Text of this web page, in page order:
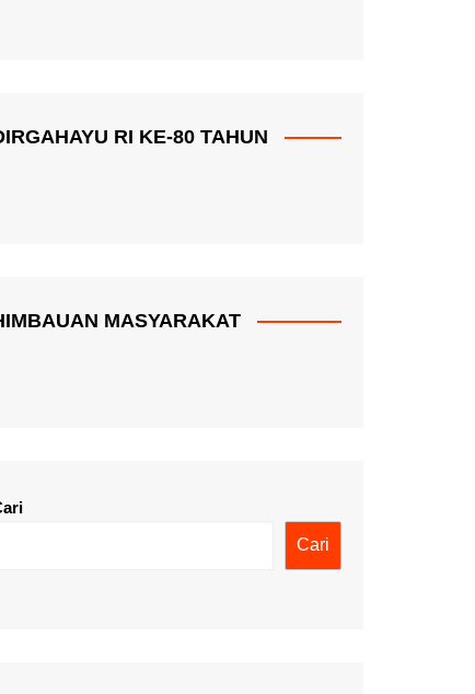
RI KE-80 TAHUN
MASYARAKAT
Cari